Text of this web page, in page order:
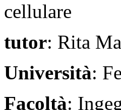
cellulare
tutor: Rita
Università:
Facoltà: